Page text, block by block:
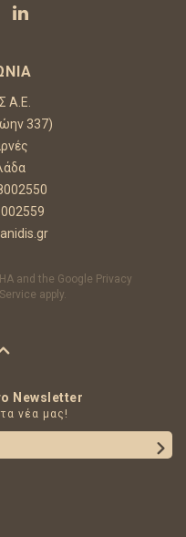
Α.Ε.
337)
and the Google Privacy
apply.
Newsletter
νέα μας!